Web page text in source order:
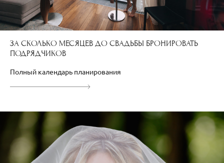
ЗА СКОЛЬКО МЕСЯЦЕВ ДО СВАДЬБЫ БРОНИРОВАТЬ
ПОДРЯДЧИКОВ
Полный календарь планирования